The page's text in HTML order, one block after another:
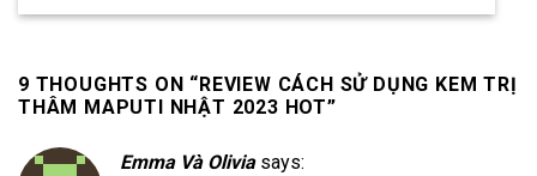
9 THOUGHTS ON “ REVIEW CÁCH SỬ DỤNG KEM TRỊ
THÂM MAPUTI NHẬT 2023 HOT”
Emma Và Olivia says: